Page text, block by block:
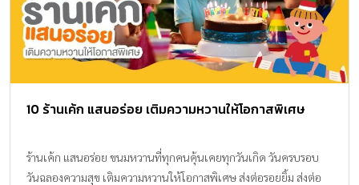
10 ร้านเค้ก แสนอร่อย เติมความหวานให้โอกาสพิเศษ
ร้านเค้ก แสนอร่อย ขนมหวานที่ทุกคนคุ้นเคยทุกวันเกิด วันครบรอบ
วันฉลองความสุข เติมความหวานให้โอกาสพิเศษ ส่งต่อรอยยิ้ม ส่งต่อ